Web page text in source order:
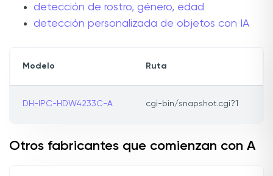
detección de rostro, género, edad
detección personalizada de objetos con IA
Modelo Ruta
DH-IPC-HDW4233C-A cgi-bin/snapshot.cgi?1
Otros fabricantes que comienzan con A